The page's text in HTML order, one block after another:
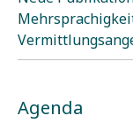
Agenda